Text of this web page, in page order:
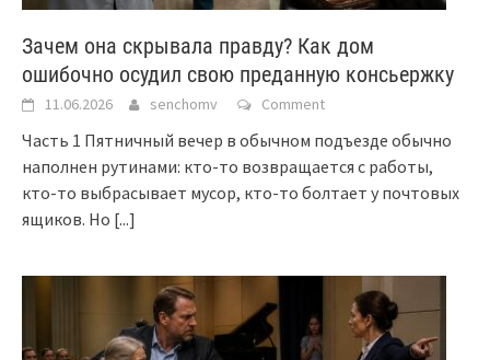
Зачем она скрывала правду? Как дом
ошибочно осудил свою преданную консьержку
11.06.2026 senchomv Comment
Часть 1 Пятничный вечер в обычном подъезде обычно
наполнен рутинами: кто-то возвращается с работы,
кто-то выбрасывает мусор, кто-то болтает у почтовых
ящиков. Но [...]